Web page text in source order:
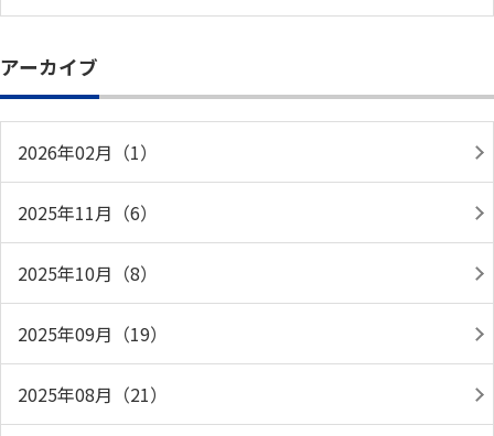
アーカイブ
2026年02月（1）
2025年11月（6）
2025年10月（8）
2025年09月（19）
2025年08月（21）